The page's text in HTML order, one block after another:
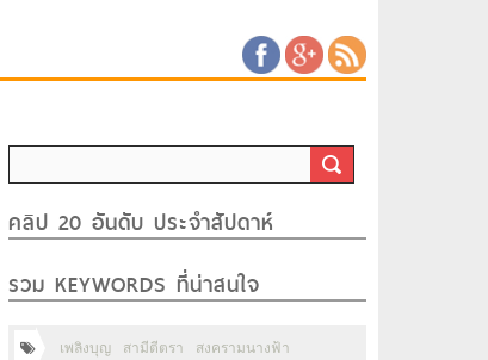
คลิป 20 อันดับ ประจำสัปดาห์
รวม KEYWORDS ที่น่าสนใจ
เพลิงบุญ สามีตีตรา สงครามนางฟ้า